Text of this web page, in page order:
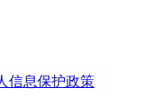
信息保护政策